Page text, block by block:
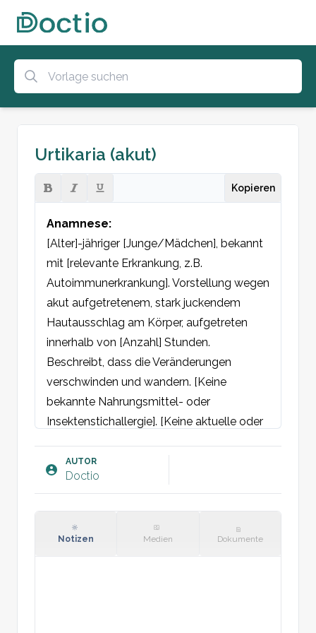
Urtikaria (akut)
Kopieren
Anamnese:
[Alter]-jähriger [Junge/Mädchen], bekannt
mit [relevante Erkrankung, z.B.
Autoimmunerkrankung]. Vorstellung wegen
akut aufgetretenem, stark juckendem
Hautausschlag am Körper, aufgetreten
innerhalb von [Anzahl] Stunden.
Beschreibt, dass die Veränderungen
verschwinden und wandern. [Keine
bekannte Nahrungsmittel- oder
Insektenstichallergie]. [Keine aktuelle oder
Medikation]. [Keine früheren ähnlichen
Fälle]. [Möglichen auslösenden Faktor
Allgemeinzustand: Kein akuter
AUTOR
Doctio
Notizen Medien Dokumente